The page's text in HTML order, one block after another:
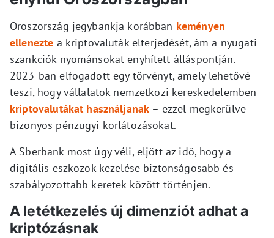
Oroszország jegybankja korábban keményen
ellenezte a kriptovaluták elterjedését, ám a nyugati
szankciók nyománsokat enyhített álláspontján.
2023-ban elfogadott egy törvényt, amely lehetővé
teszi, hogy vállalatok nemzetközi kereskedelemben
kriptovalutákat használjanak – ezzel megkerülve
bizonyos pénzügyi korlátozásokat.
A Sberbank most úgy véli, eljött az idő, hogy a
digitális eszközök kezelése biztonságosabb és
szabályozottabb keretek között történjen.
A letétkezelés új dimenziót adhat a
kriptózásnak